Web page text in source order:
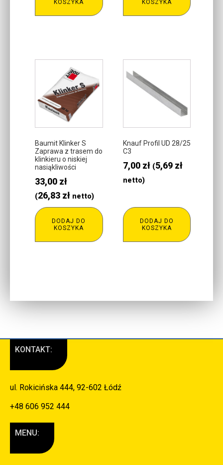
KOSZYKA
KOSZYKA
Baumit Klinker S
Zaprawa z trasem do
klinkieru o niskiej
nasiąkliwości
33,00 zł
(26,83 zł netto)
DODAJ DO
KOSZYKA
Knauf Profil UD 28/25
C3
7,00 zł (5,69 zł
netto)
DODAJ DO
KOSZYKA
KONTAKT:
ul. Rokicińska 444, 92-602 Łódź
+48 606 952 444
MENU: